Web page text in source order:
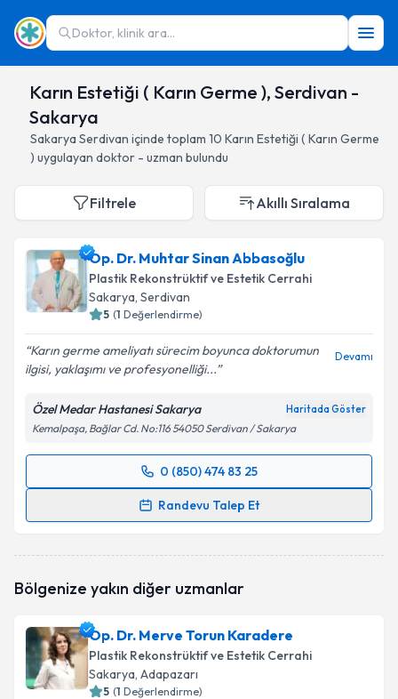
Doktor, klinik ara...
Karın Estetiği ( Karın Germe ), Serdivan -
Sakarya
Sakarya Serdivan içinde toplam 10 Karın Estetiği ( Karın Germe
) uygulayan doktor - uzman bulundu
Filtrele Akıllı Sıralama
Op. Dr. Muhtar Sinan Abbasoğlu
Plastik Rekonstrüktif ve Estetik Cerrahi
Sakarya, Serdivan
5 (1 Değerlendirme)
Karın germe ameliyatı sürecim boyunca doktorumun
ilgisi, yaklaşımı ve profesyonelliği...
Devamı
Özel Medar Hastanesi Sakarya Haritada Göster
Kemalpaşa, Bağlar Cd. No:116 54050 Serdivan / Sakarya
0 (850) 474 83 25
Randevu Talep Et
Randevu Takvimi Talebi
takvimi talebi oluşturun. Size bu uzmandan randevu
bilgilendireceğiz.
E-posta Adresiniz
Bölgenize yakın diğer uzmanlar
Op. Dr. Merve Torun Karadere
Plastik Rekonstrüktif ve Estetik Cerrahi
Sakarya, Adapazarı
5 (1 Değerlendirme)